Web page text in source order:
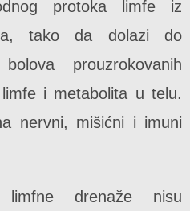
protoka limfe iz
tako da dolazi do
prouzrokovanih
i metabolita u telu.
nervni, mišićni i imuni
limfne drenaže nisu